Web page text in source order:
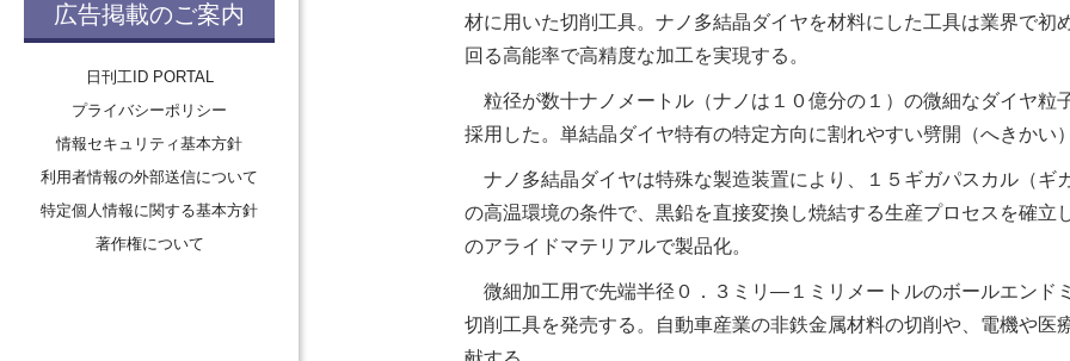
広告掲載のご案内
日刊工ID PORTAL
プライバシーポリシー
情報セキュリティ基本方針
利用者情報の外部送信について
特定個人情報に関する基本方針
著作権について
材に用いた切削工具。ナノ多結晶ダイヤを材料にした工具は業界で初
回る高能率で高精度な加工を実現する。
粒径が数十ナノメートル（ナノは１０億分の１）の微細なダイヤ粒
採用した。単結晶ダイヤ特有の特定方向に割れやすい劈開（へきかい
ナノ多結晶ダイヤは特殊な製造装置により、１５ギガパスカル（ギ
の高温環境の条件で、黒鉛を直接変換し焼結する生産プロセスを確立
のアライドマテリアルで製品化。
微細加工用で先端半径０．３ミリ―１ミリメートルのボールエンド
切削工具を発売する。自動車産業の非鉄金属材料の切削や、電機や医